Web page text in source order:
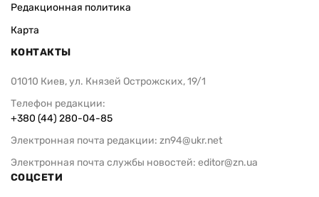
Редакционная политика
Карта
КОНТАКТЫ
01010 Киев, ул. Князей Острожских, 19/1
Телефон редакции:
+380 (44) 280-04-85
Электронная почта редакции: zn94@ukr.net
Электронная почта службы новостей: editor@zn.ua
СОЦСЕТИ